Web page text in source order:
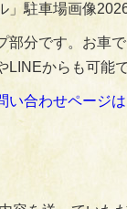
」駐車場画像
分です。お車
からも可能
い合わせページ